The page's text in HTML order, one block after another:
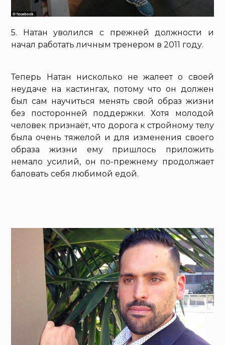
5. Натан уволился с прежней должности и
начал работать личным тренером в 2011 году.
Теперь Натан нисколько не жалеет о своей
неудаче на кастингах, потому что он должен
был сам научиться менять свой образ жизни
без посторонней поддержки. Хотя молодой
человек признаёт, что дорога к стройному телу
была очень тяжелой и для изменения своего
образа жизни ему пришлось приложить
немало усилий, он по-прежнему продолжает
баловать себя любимой едой.